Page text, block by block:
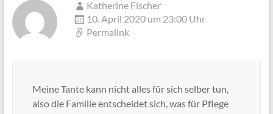
Katherine Fischer
10. April 2020 um 23:00 Uhr
Permalink
Meine Tante kann nicht alles für sich selber tun,
also die Familie entscheidet sich, was für Pflege